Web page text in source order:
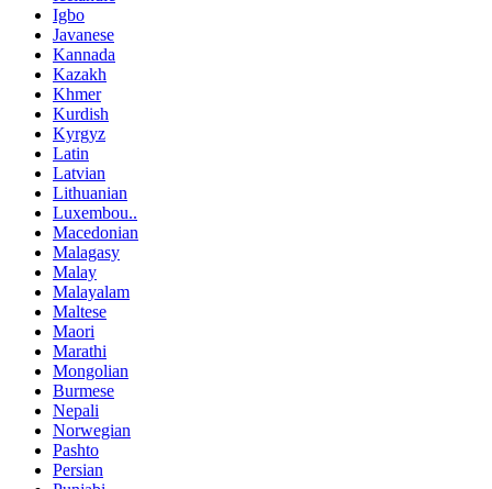
Igbo
Javanese
Kannada
Kazakh
Khmer
Kurdish
Kyrgyz
Latin
Latvian
Lithuanian
Luxembou..
Macedonian
Malagasy
Malay
Malayalam
Maltese
Maori
Marathi
Mongolian
Burmese
Nepali
Norwegian
Pashto
Persian